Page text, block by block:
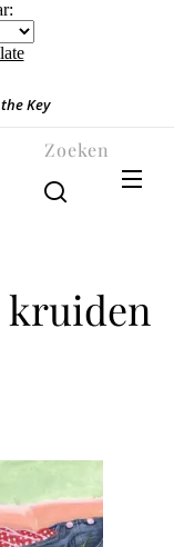
Key❤️
Zoeken
kruiden